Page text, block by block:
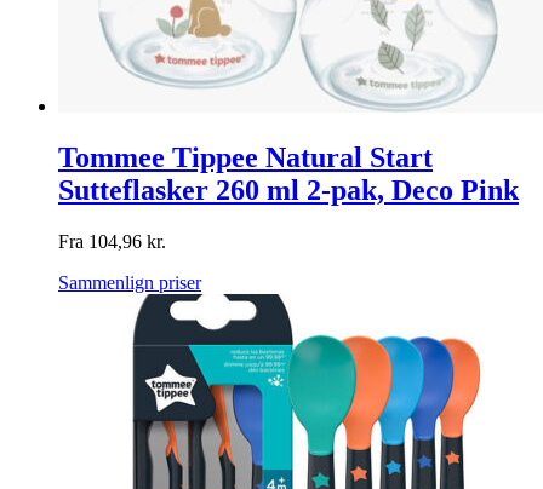
Tommee Tippee Natural Start
Sutteflasker 260 ml 2-pak, Deco Pink
Fra 104,96 kr.
Sammenlign priser